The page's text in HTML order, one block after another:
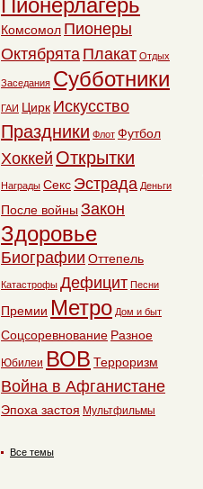
Пионерлагерь
Комсомол Пионеры
Октябрята Плакат Отдых
Заседания Субботники
ГАИ Цирк Искусство
Праздники Флот Футбол
Хоккей Открытки
Награды Секс Эстрада Деньги
После войны Закон
Здоровье
Биографии Оттепель
Катастрофы Дефицит Песни
Премии Метро Дом и быт
Соцсоревнование Разное
Юбилеи ВОВ Терроризм
Война в Афганистане
Эпоха застоя Мультфильмы
Все темы